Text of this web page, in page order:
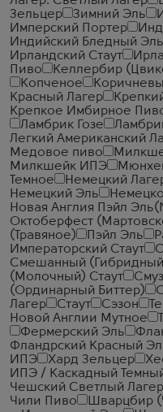
Зельцер
Зимний Эль
Имперский Портер
Индийский Бледный Эль
Ирландский Стаут
Пиво
Келлербир
Копченое
Красный Лагер
Крепкое Имбирное
Ламбрик Гозе
Легкий Американский
Медовое пиво
Милкшейк ИПЭ
Темное
Немецкий
Немецкий Эль
Новая Англия Пэйл
Октоберфест
(Травяное)
Пэйл Эль
Императорский Стаут
Смешанный
(Молочный) Стаут
(Ординарный Биттер)
Лагер
Стаут Сэзон
Новой Англии Мутное
Фермерский Эль
Фландрский Красный
ИПЭ
Хард Зельцер
ИПЭ / Каскадный
Чешский Светлый Лагер
Чили Пиво
Шварцбир